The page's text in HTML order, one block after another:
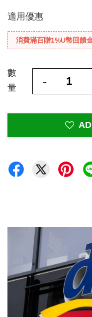
適用優惠
消費滿百贈1%U幣回饋
數
量
-